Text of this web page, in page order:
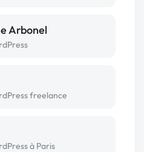
Arbonel
freelance
à Paris